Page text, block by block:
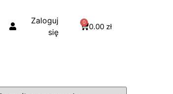
Zaloguj
się
0.00 zł
0